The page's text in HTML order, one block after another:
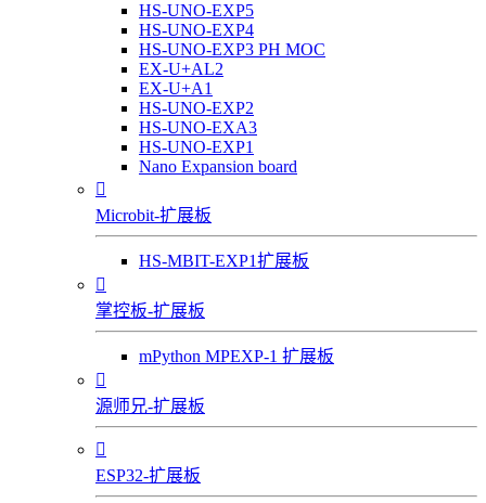
HS-UNO-EXP5
HS-UNO-EXP4
HS-UNO-EXP3 PH MOC
EX-U+AL2
EX-U+A1
HS-UNO-EXP2
HS-UNO-EXA3
HS-UNO-EXP1
Nano Expansion board

Microbit-扩展板
HS-MBIT-EXP1扩展板

掌控板-扩展板
mPython MPEXP-1 扩展板

源师兄-扩展板

ESP32-扩展板